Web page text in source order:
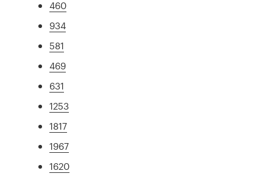
460
934
581
469
631
1253
1817
1967
1620